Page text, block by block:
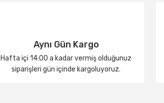
Aynı Gün Kargo
Hafta içi 14:00 a kadar vermiş olduğunuz
siparişleri gün içinde kargoluyoruz.